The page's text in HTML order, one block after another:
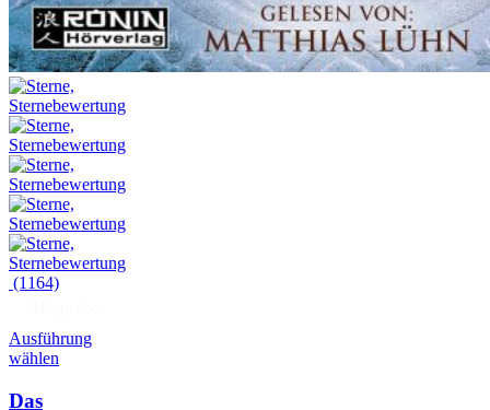
(1164)
Ausführung
wählen
Das